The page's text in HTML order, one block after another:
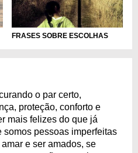
FRASES SOBRE ESCOLHAS
o par certo,
proteção, conforto e
mais felizes do que já
somos pessoas imperfeitas
e ser amados, se